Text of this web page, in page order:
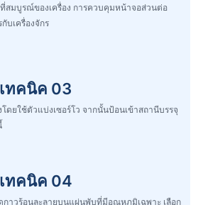
สมบูรณ์ของเครื่อง การควบคุมหน้าจอส่วนต่อ
บเครื่องจักร
ทคนิค 03
ดยใช้ตัวแบ่งเซอร์โว จากนั้นป้อนเข้าสถานีบรรจุ
ทคนิค 04
กาวร้อนละลายบนแผ่นพับที่มีอุณหภูมิเฉพาะ เลือก